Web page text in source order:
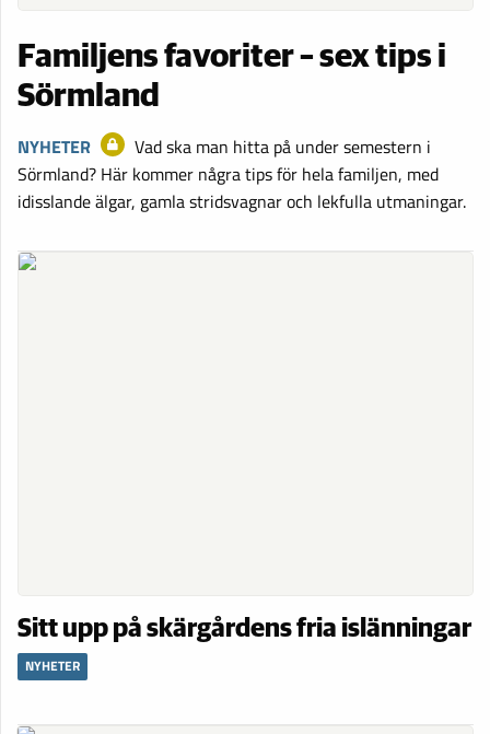
Familjens favoriter – sex tips i
Sörmland
NYHETER
Vad ska man hitta på under semestern i
Sörmland? Här kommer några tips för hela familjen, med
idisslande älgar, gamla stridsvagnar och lekfulla utmaningar.
Sitt upp på skärgårdens fria islänningar
NYHETER